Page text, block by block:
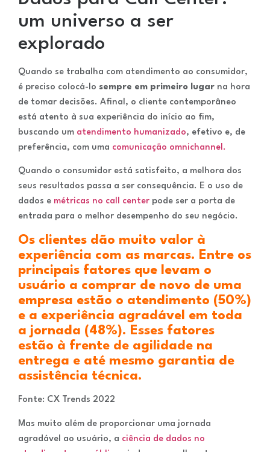
um universo a ser
explorado
Quando se trabalha com atendimento ao consumidor,
é preciso colocá-lo sempre em primeiro lugar na hora
de tomar decisões. Afinal, o cliente contemporâneo
está atento à sua experiência do início ao fim,
buscando um atendimento humanizado, efetivo e, de
preferência, com uma comunicação omnichannel.
Quando o consumidor está satisfeito, a melhora dos
seus resultados passa a ser consequência. E o uso de
dados e métricas no call center pode ser a porta de
entrada para o melhor desempenho do seu negócio.
Os clientes dão muito valor à
experiência com as marcas. Entre os
principais fatores que levam o
usuário a comprar de novo de uma
empresa estão o atendimento (50%)
e a experiência agradável em toda
a jornada (48%). Esses fatores
estão à frente de agilidade na
entrega e até mesmo garantia de
assistência técnica.
Fonte: CX Trends 2022
Mas muito além de proporcionar uma jornada
agradável ao usuário, a ciência de dados no